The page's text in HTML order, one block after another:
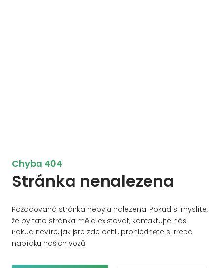
Chyba 404
Stránka nenalezena
Požadovaná stránka nebyla nalezena. Pokud si myslíte,
že by tato stránka měla existovat, kontaktujte nás.
Pokud nevíte, jak jste zde ocitli, prohlédněte si třeba
nabídku našich vozů.